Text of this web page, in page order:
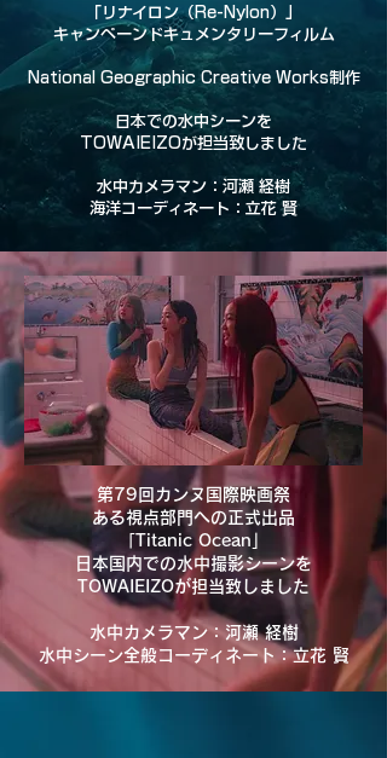
「リナイロン（Re-Nylon）」
キャンペーンドキュメンタリーフィルム
National Geographic Creative Works制作
日本での水中シーンを
TOWAIEIZOが担当致しました
水中カメラマン：河瀬 経樹
海洋コーディネート：立花 賢
第79回カンヌ国際映画祭
ある視点部門への正式出品
​「Titanic Ocean」
​日本国内での水中撮影シーンを
TOWAIEIZOが担当致しました
水中カメラマン：河瀬 経樹
水中シーン全般コーディネート：立花 賢